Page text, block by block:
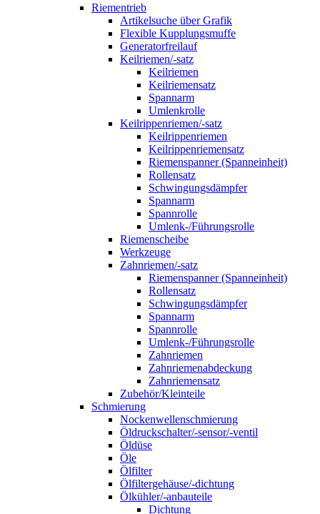
Riementrieb
Artikelsuche über Grafik
Flexible Kupplungsmuffe
Generatorfreilauf
Keilriemen/-satz
Keilriemen
Keilriemensatz
Spannarm
Umlenkrolle
Keilrippenriemen/-satz
Keilrippenriemen
Keilrippenriemensatz
Riemenspanner (Spanneinheit)
Rollensatz
Schwingungsdämpfer
Spannarm
Spannrolle
Umlenk-/Führungsrolle
Riemenscheibe
Werkzeuge
Zahnriemen/-satz
Riemenspanner (Spanneinheit)
Rollensatz
Schwingungsdämpfer
Spannarm
Spannrolle
Umlenk-/Führungsrolle
Zahnriemen
Zahnriemenabdeckung
Zahnriemensatz
Zubehör/Kleinteile
Schmierung
Nockenwellenschmierung
Öldruckschalter/-sensor/-ventil
Öldüse
Öle
Ölfilter
Ölfiltergehäuse/-dichtung
Ölkühler/-anbauteile
Dichtung